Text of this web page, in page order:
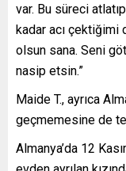
var. Bu süreci
kadar acı çektiğimi
olsun sana. Seni
nasip etsin.”
Maide T., ayrıca
geçmemesine de
Almanya’da 12